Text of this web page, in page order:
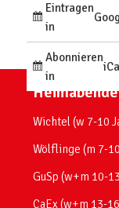
Eintragen
in
Abonnieren
in
Heimabende
Wichtel (w 7-10
Wölflinge (m 7-
GuSp (w+m 10-
CaEx (w+m 13-